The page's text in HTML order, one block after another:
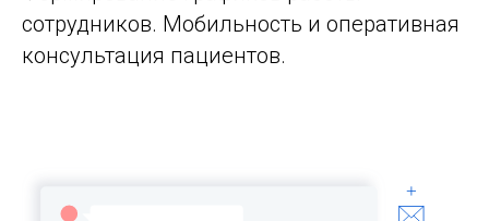
сотрудников. Мобильность и оперативная
консультация пациентов.